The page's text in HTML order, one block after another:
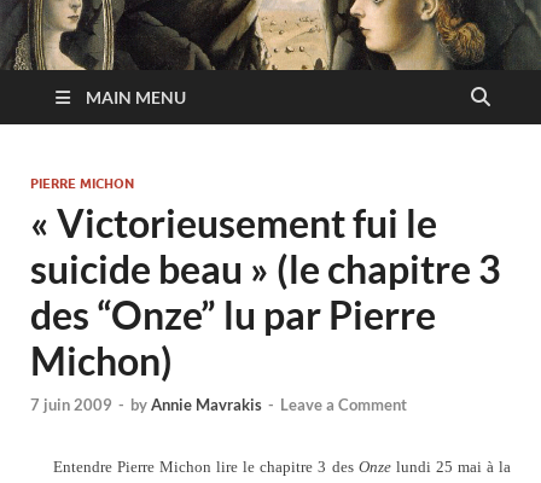
MAIN MENU
PIERRE MICHON
« Victorieusement fui le
suicide beau » (le chapitre 3
des “Onze” lu par Pierre
Michon)
7 juin 2009 - byAnnie Mavrakis - Leave a Comment
Entendre Pierre Michon lire le chapitre 3 des Onze lundi 25 mai à la